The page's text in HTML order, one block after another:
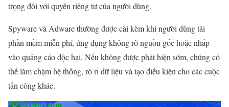
trọng đối với quyền riêng tư của người dùng.
Spyware và Adware thường được cài kèm khi người dùng tải
phần mềm miễn phí, ứng dụng không rõ nguồn gốc hoặc nhấp
vào quảng cáo độc hại. Nếu không được phát hiện sớm, chúng có
thể làm chậm hệ thống, rò rỉ dữ liệu và tạo điều kiện cho các cuộc
tấn công khác.